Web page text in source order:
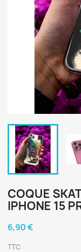
COQUE
IPHONE 15
6,90 €
TTC